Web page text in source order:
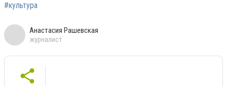
#культура
Анастасия Рашевская
журналист